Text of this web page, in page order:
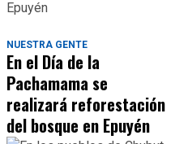
NUESTRA GENTE
En el Día de la
Pachamama se
realizará reforestación
del bosque en Epuyén